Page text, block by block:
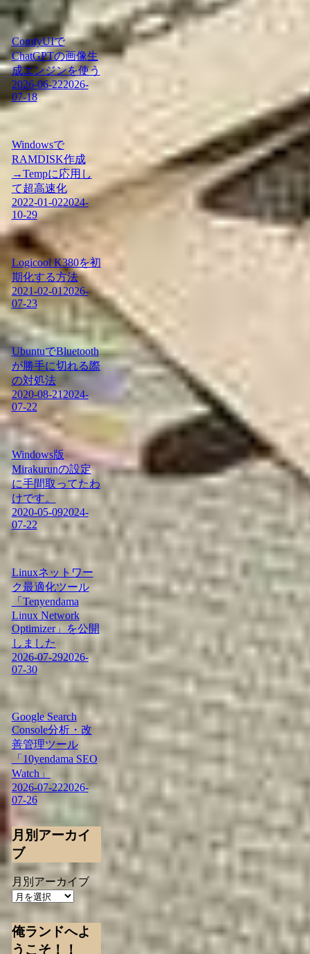
ComfyUIで
ChatGPTの画像生
成エンジンを使う
2026-06-222026-
07-18
Windowsで
RAMDISK作成
→Tempに応用し
て超高速化
2022-01-022024-
10-29
Logicool K380を初
期化する方法
2021-02-01 2026-
07-23
UbuntuでBluetooth
が勝手に切れる際
の対処法
2020-08-212024-
07-22
Windows版
Mirakurunの設定
に手間取ってたわ
けです。
2020-05-092024-
07-22
Linuxネットワー
ク最適化ツール
「Tenyendama
Linux Network
Optimizer」を公開
しました
2026-07-292026-
07-30
Google Search
Console分析・改
善管理ツール
「10yendama SEO
Watch」
2026-07-222026-
07-26
月別アーカイ
ブ
月別アーカイブ
俺ランドへよ
うこそ！！